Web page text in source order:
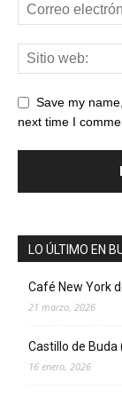
Save my
next time I
LO ÚLTIMO EN
Café New York
21 marzo, 2026
Castillo de Buda
16 enero, 2026